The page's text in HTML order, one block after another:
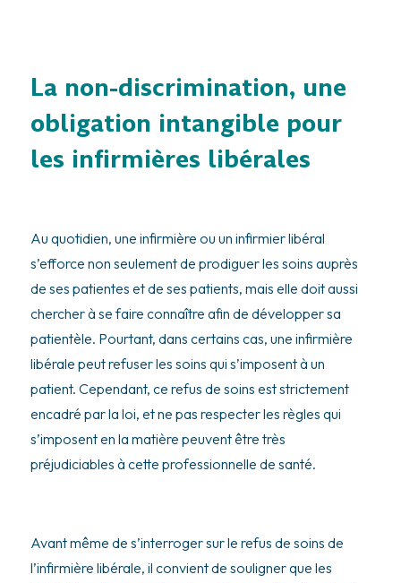
La non-discrimination, une
obligation intangible pour
les infirmières libérales
Au quotidien, une infirmière ou un infirmier libéral
s’efforce non seulement de prodiguer les soins auprès
de ses patientes et de ses patients, mais elle doit aussi
chercher à se faire connaître afin de développer sa
patientèle. Pourtant, dans certains cas, une infirmière
libérale peut refuser les soins qui s’imposent à un
patient. Cependant, ce refus de soins est strictement
encadré par la loi, et ne pas respecter les règles qui
s’imposent en la matière peuvent être très
préjudiciables à cette professionnelle de santé.
Avant même de s’interroger sur le refus de soins de
l’infirmière libérale, il convient de souligner que les